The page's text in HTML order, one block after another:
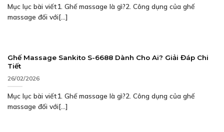
Mục lục bài viết1. Ghế massage là gì?2. Công dụng của ghế
massage đối với[...]
Ghế Massage Sankito S-6688 Dành Cho Ai? Giải Đáp Chi
Tiết
26/02/2026
Mục lục bài viết1. Ghế massage là gì?2. Công dụng của ghế
massage đối với[...]